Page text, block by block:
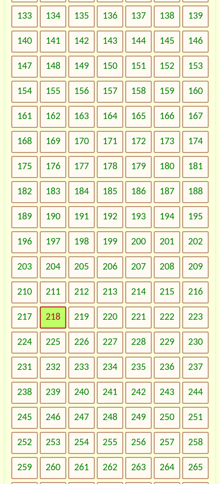
133 134 135 136 137 138 139
140 141 142 143 144 145 146
147 148 149 150 151 152 153
154 155 156 157 158 159 160
161 162 163 164 165 166 167
168 169 170 171 172 173 174
175 176 177 178 179 180 181
182 183 184 185 186 187 188
189 190 191 192 193 194 195
196 197 198 199 200 201 202
203 204 205 206 207 208 209
210 211 212 213 214 215 216
217 218 219 220 221 222 223
224 225 226 227 228 229 230
231 232 233 234 235 236 237
238 239 240 241 242 243 244
245 246 247 248 249 250 251
252 253 254 255 256 257 258
259 260 261 262 263 264 265